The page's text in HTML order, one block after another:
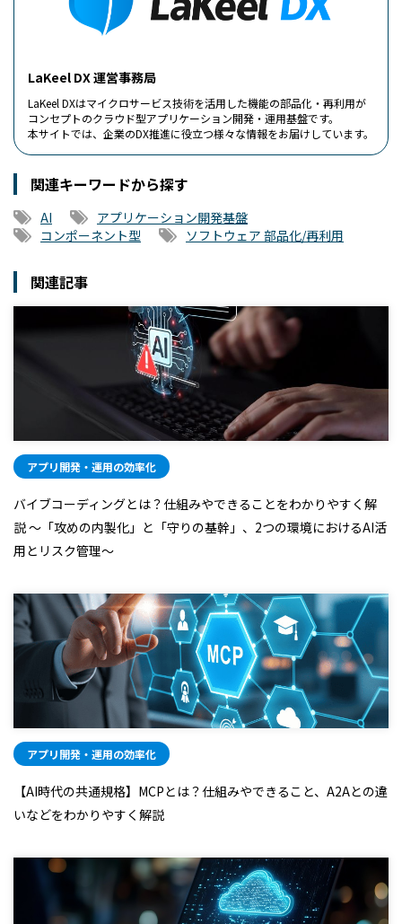
LaKeel DX 運営事務局
LaKeel DXはマイクロサービス技術を活用した機能の部品化・再利用が
コンセプトのクラウド型アプリケーション開発・運用基盤です。
本サイトでは、企業のDX推進に役立つ様々な情報をお届けしています。
関連キーワードから探す
AI
アプリケーション開発基盤
コンポーネント型
ソフトウェア 部品化/再利用
関連記事
アプリ開発・運用の効率化
バイブコーディングとは？仕組みやできることをわかりやすく解
説 ～「攻めの内製化」と「守りの基幹」、2つの環境におけるAI活
用とリスク管理～
アプリ開発・運用の効率化
【AI時代の共通規格】MCPとは？仕組みやできること、A2Aとの違
いなどをわかりやすく解説